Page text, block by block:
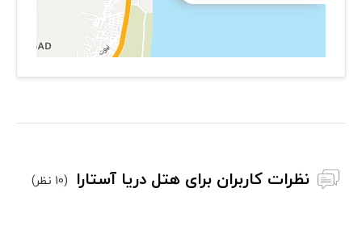
نظرات کاربران برای هتل دریا آستارا (10 نظر)